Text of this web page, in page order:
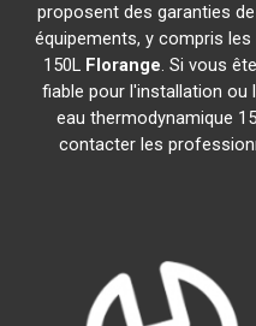
proposent des garanties
équipements, y compris
150L Florange. Si vous
fiable pour l'installation
eau thermodynamique
contacter les